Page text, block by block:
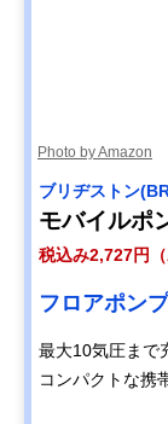
Photo by Amazon
ブリヂストン
モバイルポ
税込み2,727円（
フロアポン
最大10気圧まで
コンパクトな携